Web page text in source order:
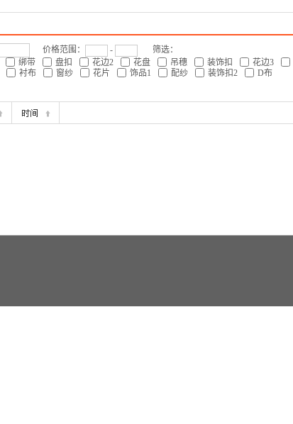
价格范围： -
筛选：
绑带 盘扣 花边2 花盘 吊穗 装饰扣 花边3
衬布 窗纱 花片 饰品1 配纱 装饰扣2 D布